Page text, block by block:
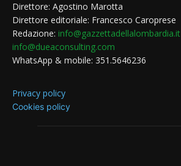
Direttore: Agostino Marotta
Direttore editoriale: Francesco Caroprese
Redazione: info@gazzettadellalombardia.it
info@dueaconsulting.com
WhatsApp & mobile: 351.5646236
Privacy policy
Cookies policy